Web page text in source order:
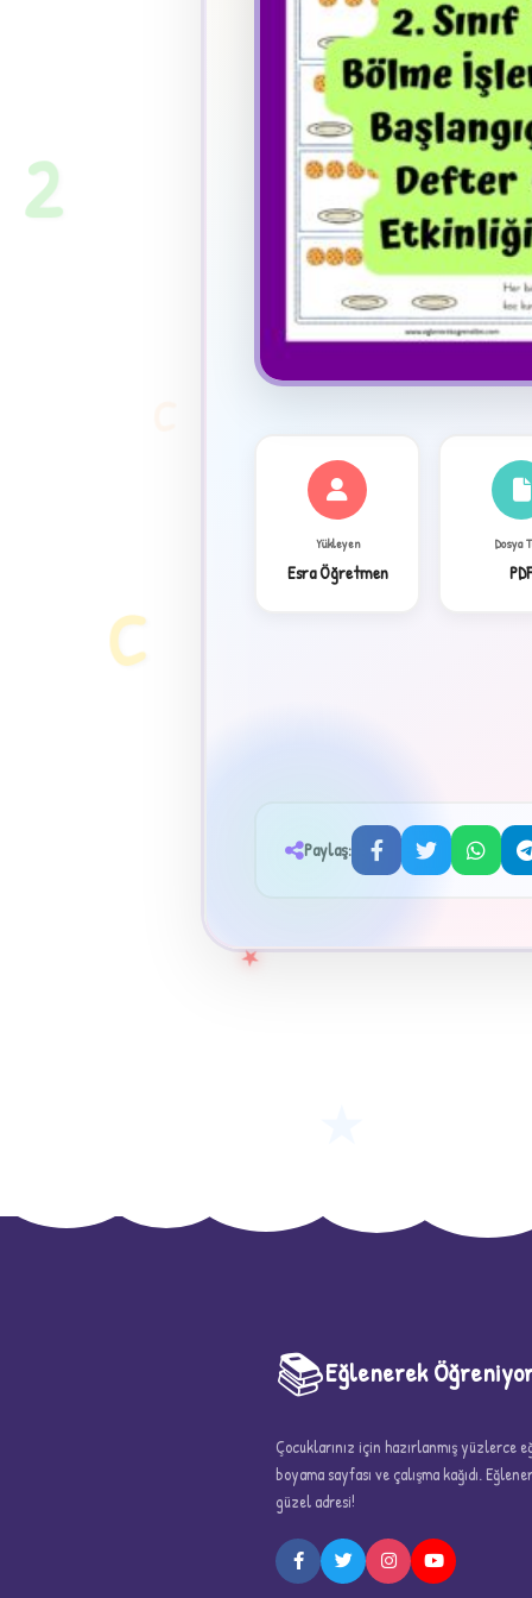
★
Yükleyen
Esra Öğretmen
Dosya
Paylaş:
C
2
5
📚Eğlenerek
Çocuklarınız için hazırlanmış yüzlerce
boyama sayfası ve çalışma kağıdı.
güzel adresi!